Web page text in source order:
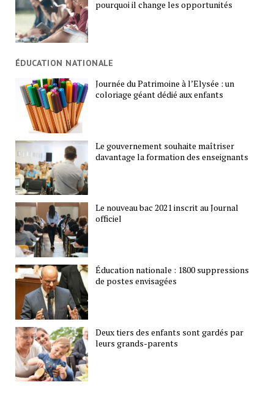
pourquoi il change les opportunités
ÉDUCATION NATIONALE
Journée du Patrimoine à l’Elysée : un
coloriage géant dédié aux enfants
Le gouvernement souhaite maîtriser
davantage la formation des enseignants
Le nouveau bac 2021 inscrit au Journal
officiel
Éducation nationale : 1800 suppressions
de postes envisagées
Deux tiers des enfants sont gardés par
leurs grands-parents